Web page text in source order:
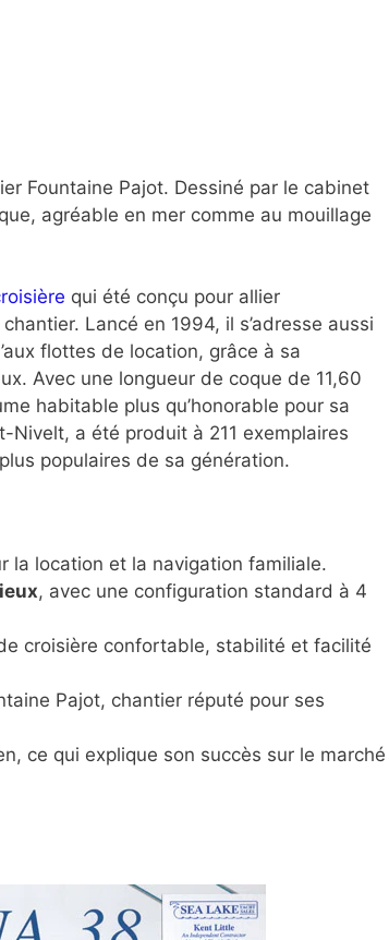
Fountaine Pajot. Dessiné par le cabinet
agréable en mer comme au mouillage
qui été conçu pour allier
Lancé en 1994, il s’adresse aussi
flottes de location, grâce à sa
Avec une longueur de coque de 11,60
habitable plus qu’honorable pour sa
a été produit à 211 exemplaires
populaires de sa génération.
la location et la navigation familiale.
, avec une configuration standard à 4
croisière confortable, stabilité et facilité
Pajot, chantier réputé pour ses
ce qui explique son succès sur le marché